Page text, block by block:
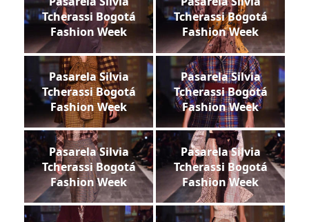
Tcherassi Bogotá
Fashion Week
Tcherassi Bogotá
Fashion Week
Pasarela Silvia
Tcherassi Bogotá
Fashion Week
Pasarela Silvia
Tcherassi Bogotá
Fashion Week
Pasarela Silvia
Tcherassi Bogotá
Fashion Week
Pasarela Silvia
Tcherassi Bogotá
Fashion Week